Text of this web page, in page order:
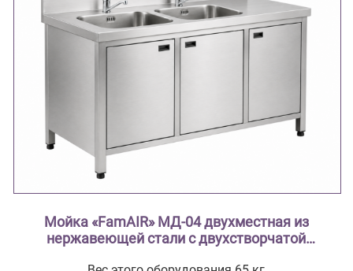
Мойка «FamAIR» МД-04 двухместная из
нержавеющей стали с двухстворчатой